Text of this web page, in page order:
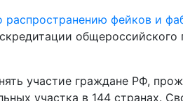
распространению фейков и
участие граждане РФ,
участка в 144 странах.